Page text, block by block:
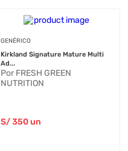
GENÉRICO
Kirkland Signature Mature Multi
Ad...
Por FRESH GREEN
NUTRITION
S/350un